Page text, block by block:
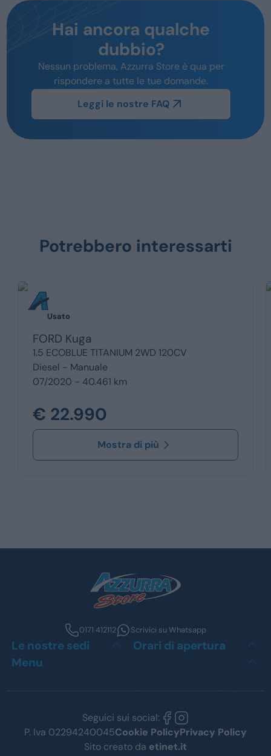
Hai ancora qualche
dubbio?
Nessun problema, Azzurra Store è qua per
rispondere a tutte le tue domande.
Leggi le nostre FAQ
Potrebbero interessarti
Usato
FORD Kuga
1.5 ECOBLUE TITANIUM 2WD 120CV
Diesel - Manuale
07/2020 - 40.461 km
€ 22.990
Mostra di più
0171 412112 Scrivici su Whatsapp
Le nostre sedi
Orari di apertura
Menu
Seguici sui social:
P. Iva 02294240045Cookie PolicyPrivacy Policy
Sito creato da etinet.it